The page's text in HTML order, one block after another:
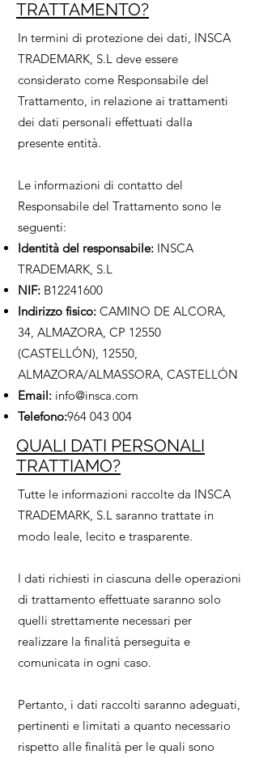
TRATTAMENTO?
In termini di protezione dei dati, INSCA
TRADEMARK, S.L deve essere
considerato come Responsabile del
Trattamento, in relazione ai trattamenti
dei dati personali effettuati dalla
presente entità.
Le informazioni di contatto del
Responsabile del Trattamento sono le
seguenti:
Identità del responsabile: INSCA
TRADEMARK, S.L
NIF: B12241600
Indirizzo fisico: CAMINO DE ALCORA,
34, ALMAZORA, CP 12550
(CASTELLÓN), 12550,
ALMAZORA/ALMASSORA, CASTELLÓN
Email: info@insca.com
Telefono:964 043 004
QUALI DATI PERSONALI
TRATTIAMO?
Tutte le informazioni raccolte da INSCA
TRADEMARK, S.L saranno trattate in
modo leale, lecito e trasparente.
I dati richiesti in ciascuna delle operazioni
di trattamento effettuate saranno solo
quelli strettamente necessari per
realizzare la finalità perseguita e
comunicata in ogni caso.
Pertanto, i dati raccolti saranno adeguati,
pertinenti e limitati a quanto necessario
rispetto alle finalità per le quali sono